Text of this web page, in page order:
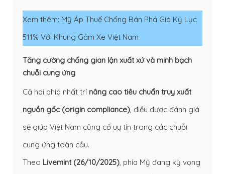
Xem thêm: Mỹ Áp Thuế Chống Bán Phá Giá Kỷ Lục
511% Với Khung Gầm Xe Việt Nam
Tăng cường chống gian lận xuất xứ và minh bạch
chuỗi cung ứng
Cả hai phía nhất trí nâng cao tiêu chuẩn truy xuất
nguồn gốc (origin compliance), điều được đánh giá
sẽ giúp Việt Nam củng cố uy tín trong các chuỗi
cung ứng toàn cầu.
Theo Livemint (26/10/2025), phía Mỹ đang kỳ vọng